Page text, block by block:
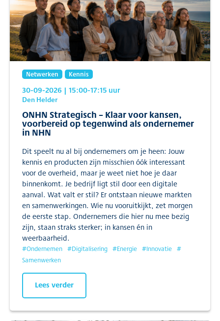
Netwerken Kennis
30-09-2026 | 15:00-17:15 uur
Den Helder
ONHN Strategisch – Klaar voor kansen,
voorbereid op tegenwind als ondernemer
in NHN
Dit speelt nu al bij ondernemers om je heen: Jouw
kennis en producten zijn misschien óók interessant
voor de overheid, maar je weet niet hoe je daar
binnenkomt. Je bedrijf ligt stil door een digitale
aanval. Wat valt er stil? Er ontstaan nieuwe markten
en samenwerkingen. Wie nu vooruitkijkt, zet morgen
de eerste stap. Ondernemers die hier nu mee bezig
zijn, staan straks sterker; in kansen én in
weerbaarheid.
#Ondernemen #Digitalisering #Energie #Innovatie #
Samenwerken
Lees verder